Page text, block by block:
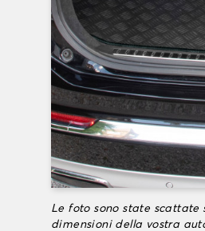
Le foto sono state scattate
dimensioni della vostra